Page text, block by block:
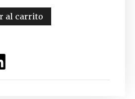
al carrito